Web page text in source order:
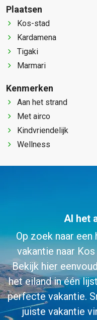
Plaatsen
Kos-stad
Kardamena
Tigaki
Marmari
Kenmerken
Aan het strand
Met airco
Kindvriendelijk
Wellness
Al het
Op zoek naar
vakantie naar
Bekijk hier
het eiland in één
perfecte vakantie.
juiste vakantie